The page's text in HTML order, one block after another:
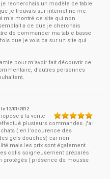
recherchais un modèle de table
je trouvais sur internet ne me
m’a montré ce site qui non
a ce que je cherchais
de commander ma table basse
que je vois ca sur un site qui
pour m’avoir fait découvrir ce
d’autres personnes
le12/01/2012
à la vente
plusieurs commandes. j'ai
( en l'occurence des
gels douches) car non
mais les prix sont également
colis soigneusement préparés
protégés ( présence de mousse